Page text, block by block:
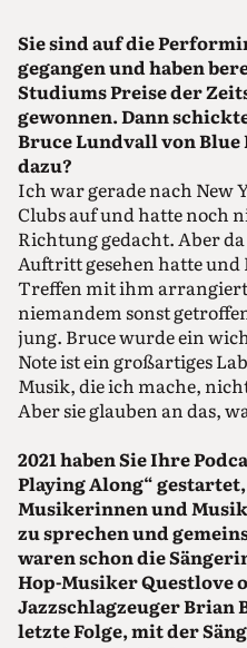
Sie sind auf die
gegangen und haben
Studiums Preise der
gewonnen. Dann
Bruce Lundvall von Blue
dazu?
Ich war gerade nach New
Clubs auf und hatte noch
Richtung gedacht. Aber
Auftritt gesehen hatte und
Treffen mit ihm
niemandem sonst
jung. Bruce wurde ein
Note ist ein großartiges
Musik, die ich mache,
Aber sie glauben an das,
2021 haben Sie Ihre
Playing Along“
Musikerinnen und
zu sprechen und
waren schon die
Hop-Musiker Questlove
Jazzschlagzeuger Brian
letzte Folge, mit der